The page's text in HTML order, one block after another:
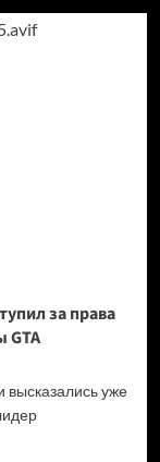
за права
GTA
высказались уже